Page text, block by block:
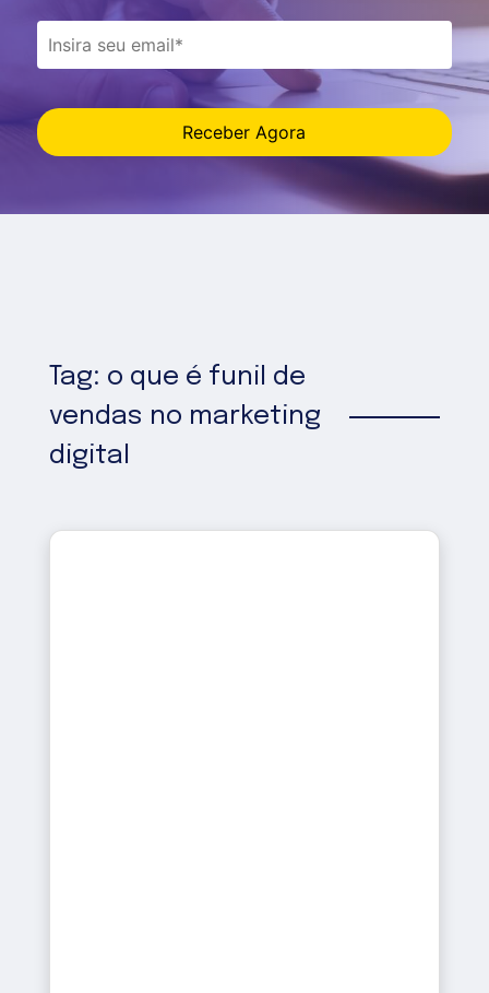
Receber Agora
Tag: o que é funil de
vendas no marketing
digital